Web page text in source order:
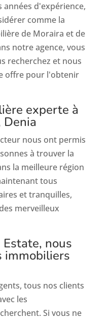
années d'expérience,
comme la
de Moraira et de
notre agence, vous
recherchez et nous
offre pour l'obtenir
experte à
Denia
nous ont permis
à trouver la
la meilleure région
tous
et tranquilles,
merveilleux
nous
immobiliers
tous nos clients
les
Si vous ne